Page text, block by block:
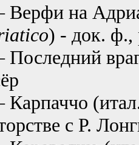
Верфи на
) - док. ф.,
Карпаччо
с Р.